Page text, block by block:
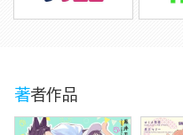
著者作品